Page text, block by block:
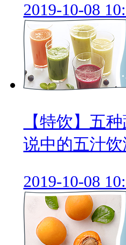
2019-10-08
【特饮】五
说中的五汁
2019-10-08